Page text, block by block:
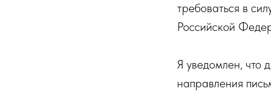
требоваться в
Российской
Я уведомлен, что
направления